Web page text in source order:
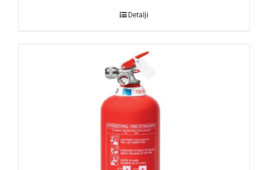
Detalji